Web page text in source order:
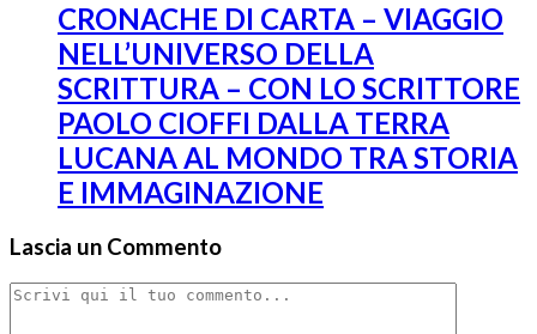
CRONACHE DI CARTA – VIAGGIO
NELL’UNIVERSO DELLA
SCRITTURA – CON LO SCRITTORE
PAOLO CIOFFI DALLA TERRA
LUCANA AL MONDO TRA STORIA
E IMMAGINAZIONE
Lascia un Commento